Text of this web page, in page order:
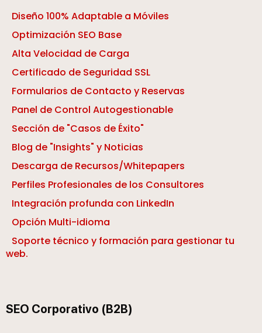
Diseño 100% Adaptable a Móviles
Optimización SEO Base
Alta Velocidad de Carga
Certificado de Seguridad SSL
Formularios de Contacto y Reservas
Panel de Control Autogestionable
Sección de "Casos de Éxito"
Blog de "Insights" y Noticias
Descarga de Recursos/Whitepapers
Perfiles Profesionales de los Consultores
Integración profunda con LinkedIn
Opción Multi-idioma
Soporte técnico y formación para gestionar tu
web.
SEO Corporativo (B2B)